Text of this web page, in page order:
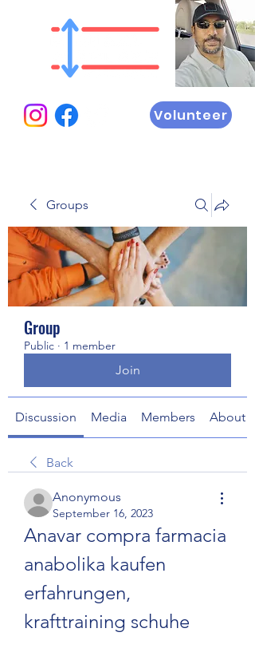
Volunteer
Groups
Group
Public · 1 member
Join
Discussion Media Members About
Back
Anonymous
September 16, 2023
Anavar compra farmacia
anabolika kaufen
erfahrungen,
krafttraining schuhe